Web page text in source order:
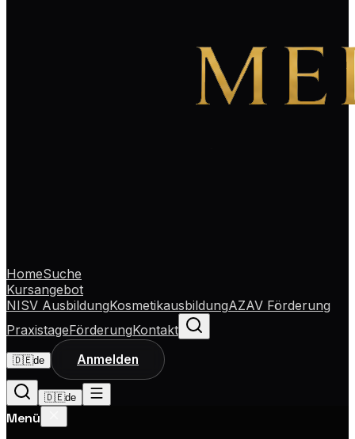
HomeSuche
Kursangebot
NISV AusbildungKosmetikausbildungAZAV Förderung
PraxistageFörderungKontakt
🇩🇪de Anmelden
🇩🇪de
Menü